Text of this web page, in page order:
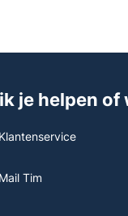
je helpen
Klantenservice
Mail Tim